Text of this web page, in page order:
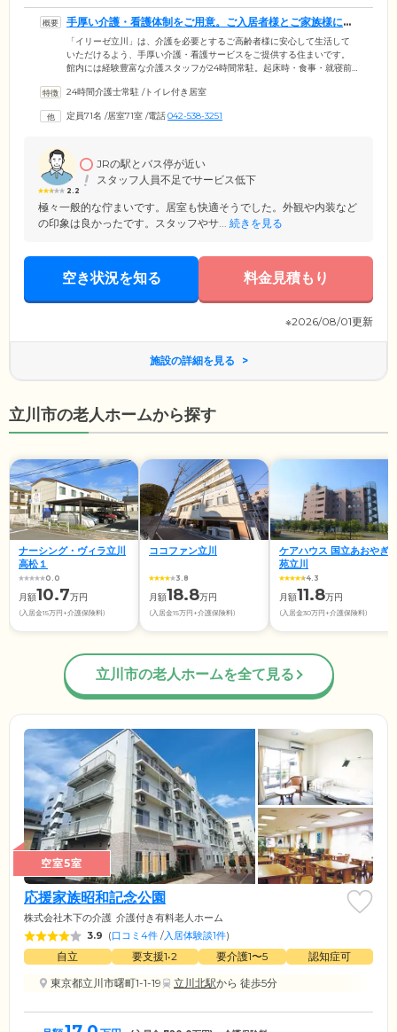
手厚い介護・看護体制をご用意。ご入居者様とご家族様に安
心をお届けします
「イリーゼ立川」は、介護を必要とするご高齢者様に安心して生活して
いただけるよう、手厚い介護・看護サービスをご提供する住まいです。
館内には経験豊富な介護スタッフが24時間常駐。起床時・食事・就寝前
も巡回や、必要に応じてお部屋への訪問を行っていますので、ご家族様
ェックや服薬管理を実施。外部の医療機関や歯科医院による訪問医療の
24時間介護士常駐 /トイレ付き居室
定員71名 /居室71室 /電話042-538-3251
2.2
JRの駅とバス停が近い
スタッフ人員不足でサービス低下
極々一般的な佇まいです。居室も快適そうでした。外観や内装など
の印象は良かったです。スタッフやサ... 続きを見る
空き状況を知る 料金見積もり
※2026/08/01更新
施設の詳細を見る
立川市の老人ホームから探す
ナーシング・ヴィラ立川
高松１
0.0
月額10.7万円
(入居金15万円+介護保険料)
ココファン立川
3.8
月額18.8万円
(入居金15万円+介護保険料)
ケアハウス 国立あおやぎ
苑立川
4.3
月額11.8万円
(入居金30万円+介護保険料)
立川市の老人ホームを全て見る
空室5室
応援家族昭和記念公園
株式会社木下の介護 介護付き有料老人ホーム
3.9 (口コミ4件 /入居体験談1件)
自立 要支援1•2 要介護1〜5
認知症可
東京都立川市曙町1-1-19
立川北駅から 徒歩5分